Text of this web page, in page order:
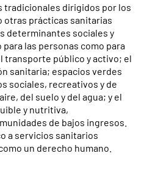
dirigidos por los
otras prácticas sanitarias
determinantes sociales y
las personas como para
transporte público y activo; el
sanitaria; espacios verdes
sociales, recreativos y de
del suelo y del agua; y el
y nutritiva,
de bajos ingresos.
a servicios sanitarios
un derecho humano.